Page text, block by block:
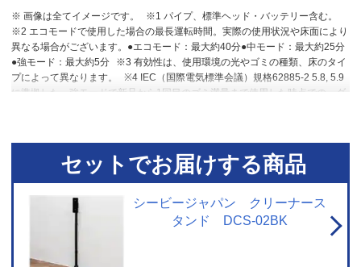
※ 画像は全てイメージです。
※1 パイプ、標準ヘッド・バッテリー含む。
※2 エコモードで使用した場合の最長運転時間。実際の使用状況や床面により
異なる場合がございます。●エコモード：最大約40分●中モード：最大約25分
●強モード：最大約5分
※3 有効性は、使用環境の光やゴミの種類、床のタイ
プによって異なります。
※4 IEC（国際電気標準会議）規格62885-2 5.8, 5.9
に準拠した、強モードで新品から1回目のゴミ満量まで使用した時点での、ダ
は含まない。セットでお届けする商品
シービージャパン クリーナース
タンド DCS-02BK